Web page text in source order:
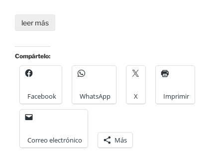
leer más
Compártelo:
Facebook WhatsApp X Imprimir
Correo electrónico Más